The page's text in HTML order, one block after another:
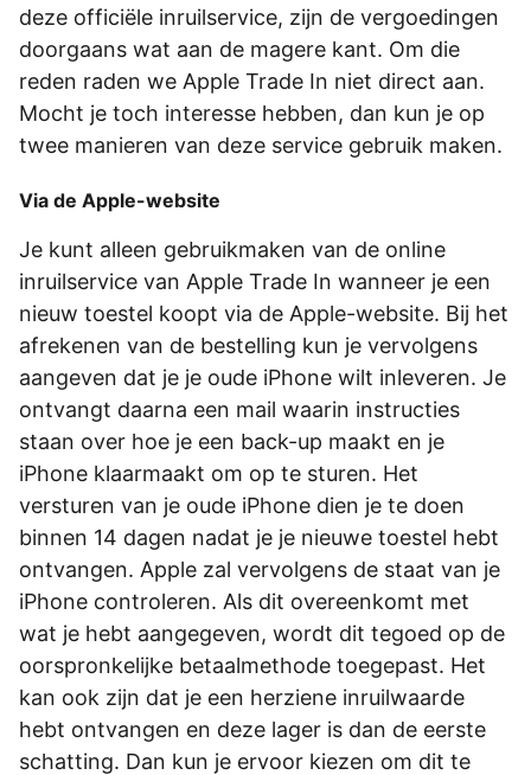
deze officiële inruilservice, zijn de vergoedingen
doorgaans wat aan de magere kant. Om die
reden raden we Apple Trade In niet direct aan.
Mocht je toch interesse hebben, dan kun je op
twee manieren van deze service gebruik maken.
Via de Apple-website
Je kunt alleen gebruikmaken van de online
inruilservice van Apple Trade In wanneer je een
nieuw toestel koopt via de Apple-website. Bij het
afrekenen van de bestelling kun je vervolgens
aangeven dat je je oude iPhone wilt inleveren. Je
ontvangt daarna een mail waarin instructies
staan over hoe je een back-up maakt en je
iPhone klaarmaakt om op te sturen. Het
versturen van je oude iPhone dien je te doen
binnen 14 dagen nadat je je nieuwe toestel hebt
ontvangen. Apple zal vervolgens de staat van je
iPhone controleren. Als dit overeenkomt met
wat je hebt aangegeven, wordt dit tegoed op de
oorspronkelijke betaalmethode toegepast. Het
kan ook zijn dat je een herziene inruilwaarde
hebt ontvangen en deze lager is dan de eerste
schatting. Dan kun je ervoor kiezen om dit te